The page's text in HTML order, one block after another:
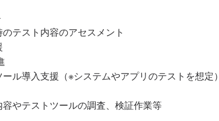
のテスト内容のアセスメント
ール導入支援（※システムやアプリのテストを想定）
容やテストツールの調査、検証作業等